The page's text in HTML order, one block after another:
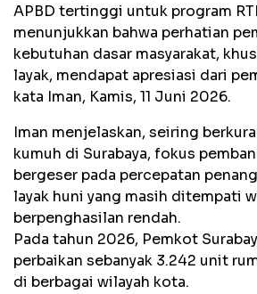
APBD tertinggi untuk program
menunjukkan bahwa perhatian
kebutuhan dasar masyarakat,
layak, mendapat apresiasi dari
kata Iman, Kamis, 11 Juni 2026.
Iman menjelaskan, seiring
kumuh di Surabaya, fokus
bergeser pada percepatan
layak huni yang masih ditempati
berpenghasilan rendah.
Pada tahun 2026, Pemkot
perbaikan sebanyak 3.242 unit
di berbagai wilayah kota.